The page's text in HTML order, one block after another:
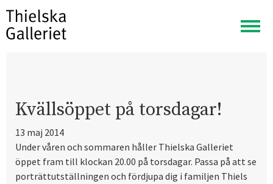
Visa
meny
Kvällsöppet på torsdagar!
13 maj 2014
Under våren och sommaren håller Thielska Galleriet
öppet fram till klockan 20.00 på torsdagar. Passa på att se
porträttutställningen och fördjupa dig i familjen Thiels